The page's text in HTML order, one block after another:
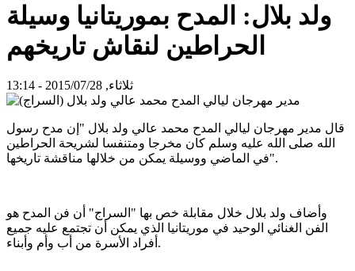
ولد بلال: المدح بموريتانيا وسيلة
الحراطين لنقاش تاريخهم
ثلاثاء, 2015/07/28 - 13:14
قال مدير مهرجان ليالي المدح محمد عالي ولد بلال "إن مدح رسول
الله صلى الله عليه وسلم كان مخرجا ومتنفسا لشريحة الحراطين
في الماضي ووسيلة يمكن من خلالها مناقشة تاريخها".
وأضاف ولد بلال خلال مقابلة خص بها "السراج" أن فن المدح هو
الفن الغنائي الوحيد في موريتانيا الذي يمكن أن تجتمع عليه جميع
أفراد الأسرة من أب وأم وأبناء.